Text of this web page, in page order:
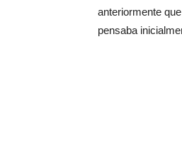
anteriormente
pensaba